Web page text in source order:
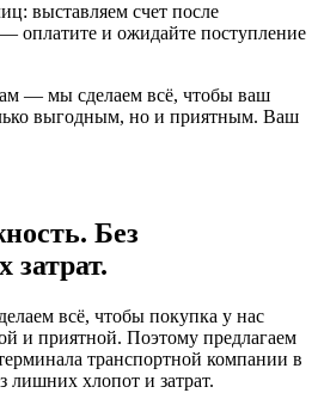
выставляем счет после
оплатите и ожидайте поступление
— мы сделаем всё, чтобы ваш
выгодным, но и приятным. Ваш
Без
затрат.
всё, чтобы покупка у нас
и приятной. Поэтому предлагаем
транспортной компании в
хлопот и затрат.